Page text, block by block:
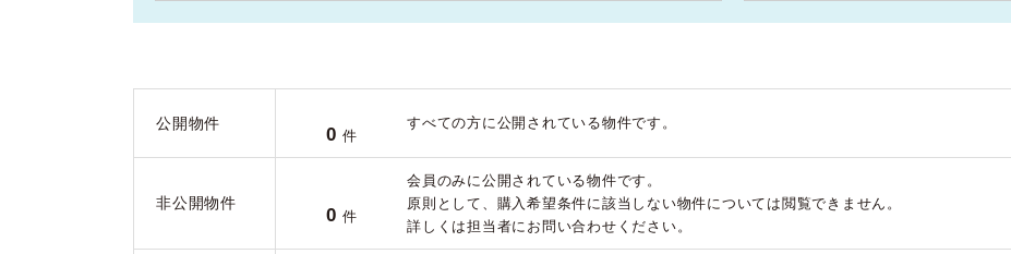
公開物件
0 件
すべての方に公開されている物件です。
非公開物件
0 件
会員のみに公開されている物件です。
原則として、購入希望条件に該当しない物件については閲覧できません。
詳しくは担当者にお問い合わせください。